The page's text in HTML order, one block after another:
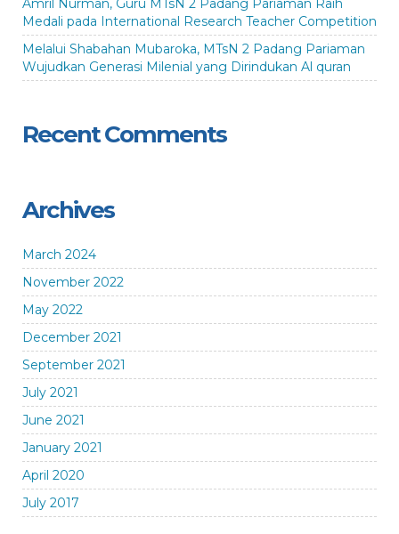
Amril Nurman, Guru MTsN 2 Padang Pariaman Raih
Medali pada International Research Teacher Competition
Melalui Shabahan Mubaroka, MTsN 2 Padang Pariaman
Wujudkan Generasi Milenial yang Dirindukan Al quran
Recent Comments
Archives
March 2024
November 2022
May 2022
December 2021
September 2021
July 2021
June 2021
January 2021
April 2020
July 2017